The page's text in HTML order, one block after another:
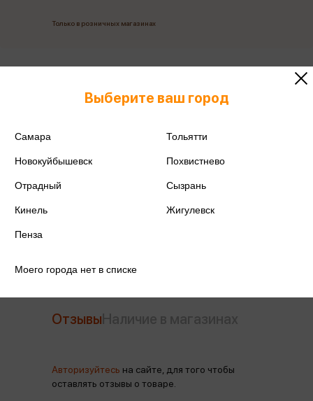
Только в розничных магазинах
Поделиться
Отзывы
Авторизуйтесь на сайте, для того чтобы
оставлять отзывы о товаре.
Выберите ваш город
Самара Тольятти
Новокуйбышевск Похвистнево
Отрадный Сызрань
Кинель Жигулевск
Пенза
Моего города нет в списке